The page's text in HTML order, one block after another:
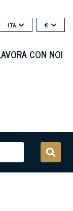
ITA €
CON NOI